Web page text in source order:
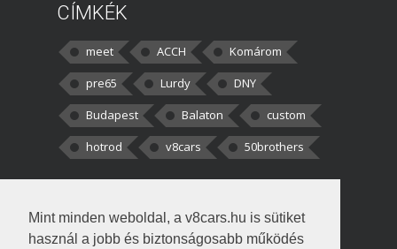
Mint minden weboldal, a v8cars.hu is sütiket
használ a jobb és biztonságosabb működés
CÍMKÉK
meet ACCH
Komárom
pre65
Lurdy
DNY
Budapest
Balaton
custom
hotrod
v8cars 50brothers
kortisz:Elszúrtam! Én csak két